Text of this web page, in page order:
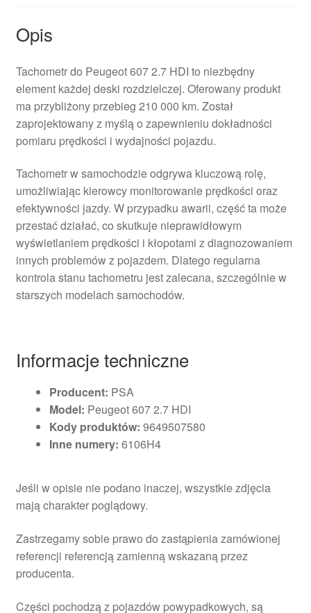
Opis
Tachometr do Peugeot 607 2.7 HDI to niezbędny
element każdej deski rozdzielczej. Oferowany produkt
ma przybliżony przebieg 210 000 km. Został
zaprojektowany z myślą o zapewnieniu dokładności
pomiaru prędkości i wydajności pojazdu.
Tachometr w samochodzie odgrywa kluczową rolę,
umożliwiając kierowcy monitorowanie prędkości oraz
efektywności jazdy. W przypadku awarii, część ta może
przestać działać, co skutkuje nieprawidłowym
wyświetlaniem prędkości i kłopotami z diagnozowaniem
innych problemów z pojazdem. Dlatego regularna
kontrola stanu tachometru jest zalecana, szczególnie w
starszych modelach samochodów.
Informacje techniczne
Producent: PSA
Model: Peugeot 607 2.7 HDI
Kody produktów: 9649507580
Inne numery: 6106H4
Jeśli w opisie nie podano inaczej, wszystkie zdjęcia
mają charakter poglądowy.
Zastrzegamy sobie prawo do zastąpienia zamówionej
referencji referencją zamienną wskazaną przez
producenta.
Części pochodzą z pojazdów powypadkowych, są